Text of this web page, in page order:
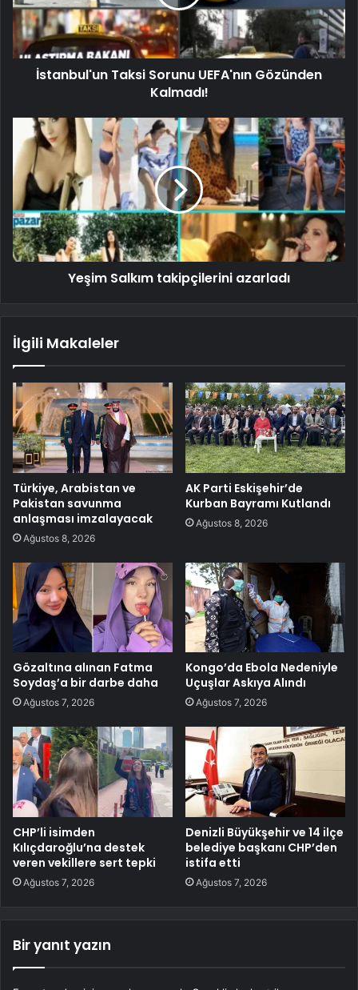
İstanbul'un Taksi Sorunu UEFA'nın Gözünden
Kalmadı!
Yeşim Salkım takipçilerini azarladı
İlgili Makaleler
Türkiye, Arabistan ve
Pakistan savunma
anlaşması imzalayacak
Ağustos 8, 2026
AK Parti Eskişehir’de
Kurban Bayramı Kutlandı
Ağustos 8, 2026
Gözaltına alınan Fatma
Soydaş’a bir darbe daha
Ağustos 7, 2026
Kongo’da Ebola Nedeniyle
Uçuşlar Askıya Alındı
Ağustos 7, 2026
CHP’li isimden
Kılıçdaroğlu’na destek
veren vekillere sert tepki
Ağustos 7, 2026
Denizli Büyükşehir ve 14 ilçe
belediye başkanı CHP’den
istifa etti
Ağustos 7, 2026
Bir yanıt yazın